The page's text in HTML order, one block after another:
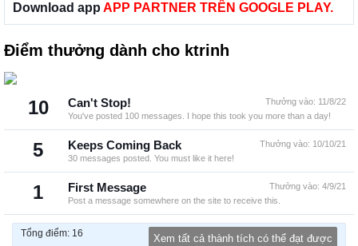
Download app APP PARTNER TRÊN GOOGLE PLAY.
Điểm thưởng dành cho ktrinh
10 Thưởng vào: 11/8/22
Can't Stop!
You've posted 100 messages. I hope this took you more than a day!
5 Thưởng vào: 10/10/21
Keeps Coming Back
30 messages posted. You must like it here!
1 Thưởng vào: 4/9/21
First Message
Post a message somewhere on the site to receive this.
Tổng điểm: 16 Xem tất cả thành tích có thể đạt được